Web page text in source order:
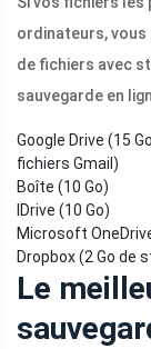
ordinateurs, vous
de fichiers avec
sauvegarde en
Google Drive (15
fichiers Gmail)
Boîte (10 Go)
IDrive (10 Go)
Microsoft
Dropbox (2 Go de
Le